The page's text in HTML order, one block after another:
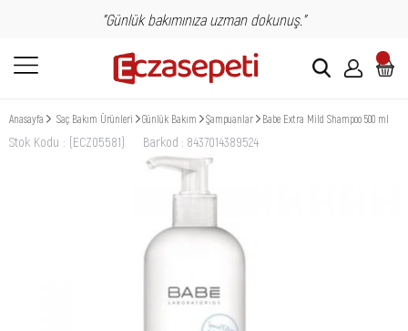
"Günlük bakımınıza uzman dokunuş."
Anasayfa Saç Bakım Ürünleri Günlük Bakım Şampuanlar Babe Extra Mild Shampoo 500 ml
Stok Kodu (ECZ05581) Barkod : 8437014389524